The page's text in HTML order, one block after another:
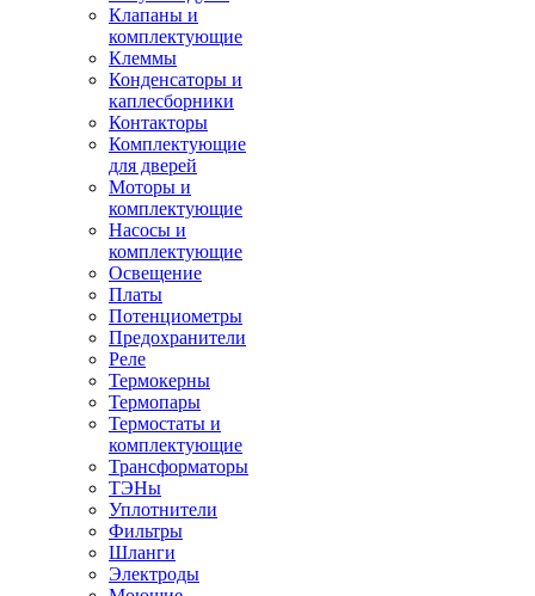
Клапаны и
комплектующие
Клеммы
Конденсаторы и
каплесборники
Контакторы
Комплектующие
для дверей
Моторы и
комплектующие
Насосы и
комплектующие
Освещение
Платы
Потенциометры
Предохранители
Реле
Термокерны
Термопары
Термостаты и
комплектующие
Трансформаторы
ТЭНы
Уплотнители
Фильтры
Шланги
Электроды